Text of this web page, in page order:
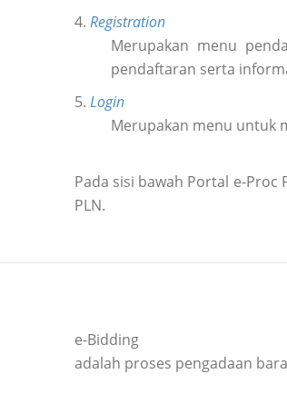
4. Registration
Merupakan menu
pendaftaran serta
5. Login
Merupakan menu untuk
Pada sisi bawah Portal e-
PLN.
e-Bidding
adalah proses pengadaan